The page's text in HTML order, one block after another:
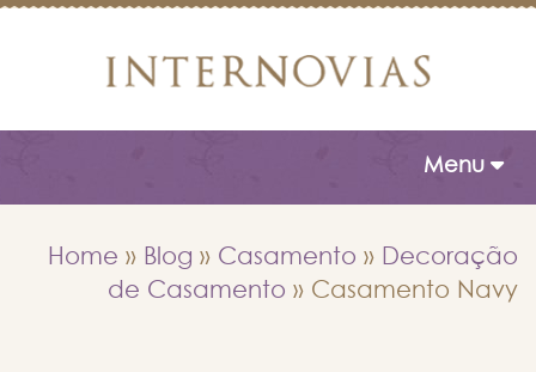
Toggle
Menu
Home » Blog » Casamento »
Decoração
de Casamento » Casamento Navy